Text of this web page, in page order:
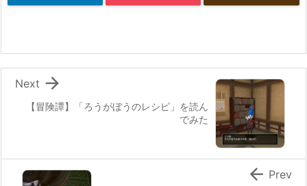
【冒険譚】「ろうがぼうのレシピ」を読ん
でみた

Next
 Prev